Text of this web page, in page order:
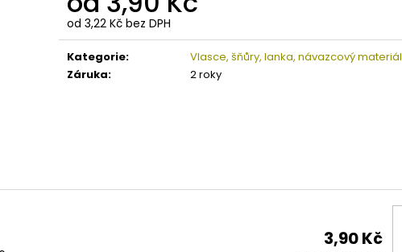
od 3,22 Kč bez DPH
Měrná
cena:
Kategorie:
Vlasce, šňůry, lanka, návazcový materiál
Záruka: 2 roky
3,90 Kč